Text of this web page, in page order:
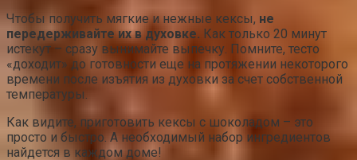
Чтобы получить мягкие и нежные кексы, не
передерживайте их в духовке. Как только 20 минут
истекут – сразу вынимайте выпечку. Помните, тесто
«доходит» до готовности еще на протяжении некоторого
времени после изъятия из духовки за счет собственной
температуры.
Как видите, приготовить кексы с шоколадом – это
просто и быстро. А необходимый набор ингредиентов
найдется в каждом доме!